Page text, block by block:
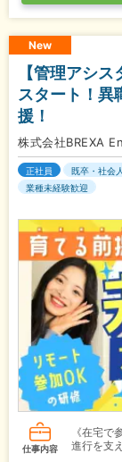
New
【管理アシ
スタート！異
援！
株式会社BREXA
正社員 既卒・社会
業種未経験歓迎
仕事内容
《在宅
進行を支